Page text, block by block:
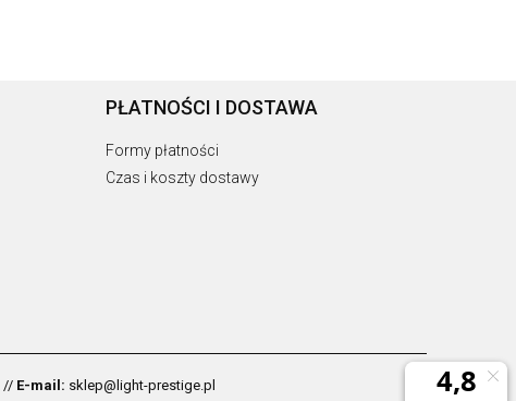
PŁATNOŚCI I DOSTAWA
Formy płatności
Czas i koszty dostawy
// E-mail: sklep@light-prestige.pl